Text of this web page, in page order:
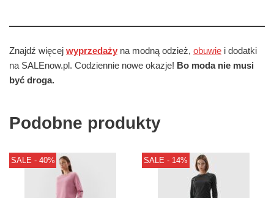
Znajdź więcej wyprzedaży na modną odzież, obuwie i dodatki
na SALEnow.pl. Codziennie nowe okazje! Bo moda nie musi
być droga.
Podobne produkty
SALE - 40% SALE - 14%